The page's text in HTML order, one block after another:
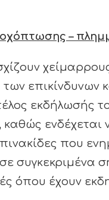
–
επικίνδυνων
εκδήλωσής
καθώς
που
συγκεκριμένα
όπου έχουν